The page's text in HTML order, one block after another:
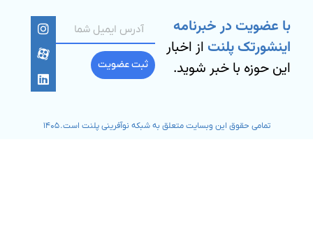
با عضویت در خبرنامه
اینشورتک پلنتاز اخبار
این حوزه با خبر شوید.
ثبت عضویت
تمامی حقوق این وبسایت متعلق به شبکه نوآفرینی پلنت است. ۱۴۰۵